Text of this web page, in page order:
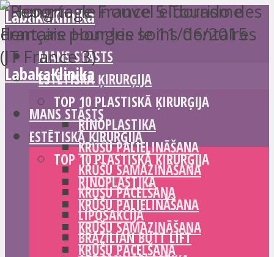
LabakaKlinika
MANS STĀSTS
ESTĒTISKĀ ĶIRURĢIJA
TOP 10 PLASTISKĀ ĶIRURĢIJA
RINOPLASTIKA
KRŪŠU PALIELINĀŠANA
KRŪŠU SAMAZINĀŠANA
KRŪŠU PACELŠANA
LIPOSAKCIJA
BRAZILIAN BUTT LIFT
LabakaKlinika
MANS STĀSTS
ESTĒTISKĀ ĶIRURĢIJA
TOP 10 PLASTISKĀ ĶIRURĢIJA
RINOPLASTIKA
KRŪŠU PALIELINĀŠANA
KRŪŠU SAMAZINĀŠANA
KRŪŠU PACELŠANA